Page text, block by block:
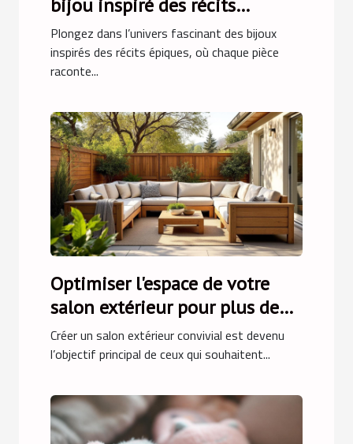
bijou inspiré des récits
épiques ?
Plongez dans l’univers fascinant des bijoux
inspirés des récits épiques, où chaque pièce
raconte...
Optimiser l'espace de votre
salon extérieur pour plus de
convivialité
Créer un salon extérieur convivial est devenu
l’objectif principal de ceux qui souhaitent...